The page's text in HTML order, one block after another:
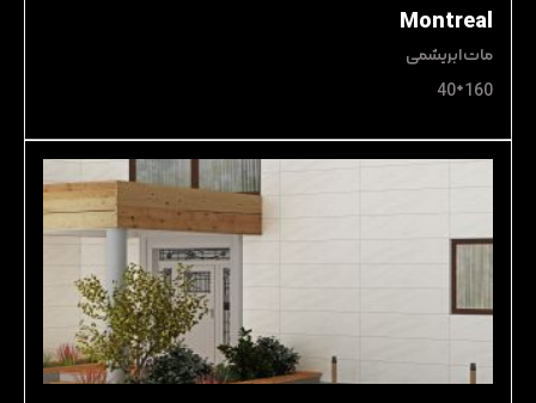
Montreal
مات ابریشمی
160*40